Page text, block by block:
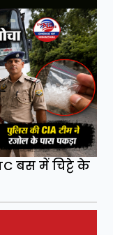
बस में चिट्टे के